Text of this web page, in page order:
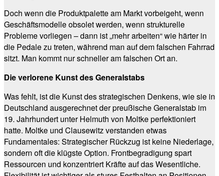
Doch wenn die Produktpalette am Markt vorbeigeht, wenn
Geschäftsmodelle obsolet werden, wenn strukturelle
Probleme vorliegen – dann ist „mehr arbeiten“ wie härter in
die Pedale zu treten, während man auf dem falschen Fahrrad
sitzt. Man kommt nur schneller am falschen Ort an.
Die verlorene Kunst des Generalstabs
Was fehlt, ist die Kunst des strategischen Denkens, wie sie in
Deutschland ausgerechnet der preußische Generalstab im
19. Jahrhundert unter Helmuth von Moltke perfektioniert
hatte. Moltke und Clausewitz verstanden etwas
Fundamentales: Strategischer Rückzug ist keine Niederlage,
sondern oft die klügste Option. Frontbegradigung spart
Ressourcen und konzentriert Kräfte auf das Wesentliche.